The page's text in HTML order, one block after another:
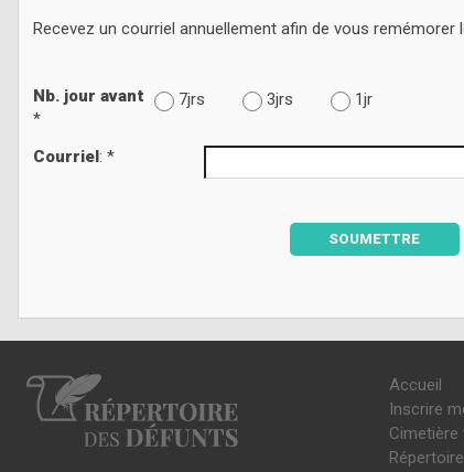
Recevez un courriel annuellement afin de vous remémorer
Nb. jour avant
*
7jrs 3jrs 1jr
Courriel: *
SOUMETTRE
Accueil
Inscrire
Cimetière